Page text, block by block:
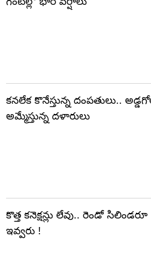
కనలేక కొనేస్తున్న దంపతులు..
అమ్మేస్తున్న దళారులు
కొత్త కనెక్షన్లు లేవు.. రెండో సిలిండరూ
ఇవ్వరు !